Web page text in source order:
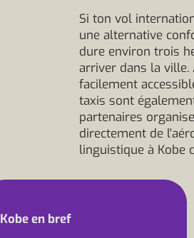
Si ton vol
une alternative
dure environ trois
arriver dans la ville.
facilement
taxis sont
partenaires
directement de
linguistique à Kobe
Kobe en bref